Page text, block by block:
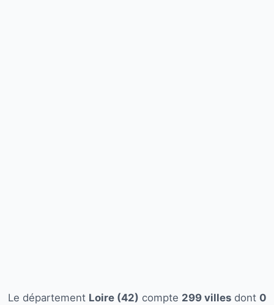
Le département Loire (42) compte 299 villesdont 0